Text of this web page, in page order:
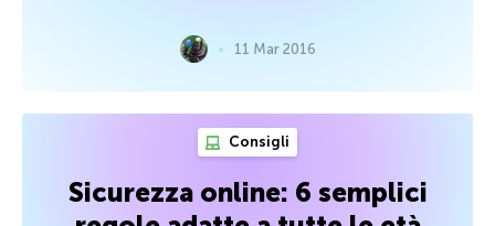
11 Mar 2016
Consigli
Sicurezza online: 6 semplici